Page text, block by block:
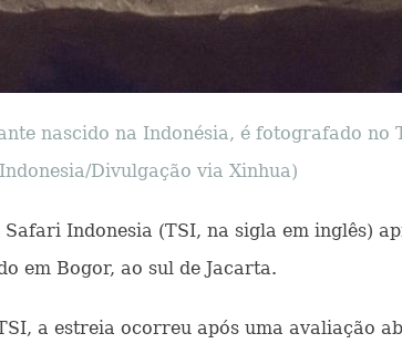
nascido na Indonésia, é fotografado no
Divulgação via Xinhua)
Safari Indonesia (TSI, na sigla em inglês)
em Bogor, ao sul de Jacarta.
a estreia ocorreu após uma avaliação